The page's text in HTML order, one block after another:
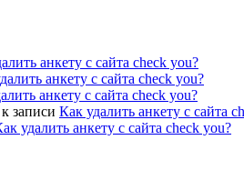
анкету с сайта check you?
анкету с сайта check you?
анкету с сайта check you?
к записи Как удалить анкету с сайта
удалить анкету с сайта check you?